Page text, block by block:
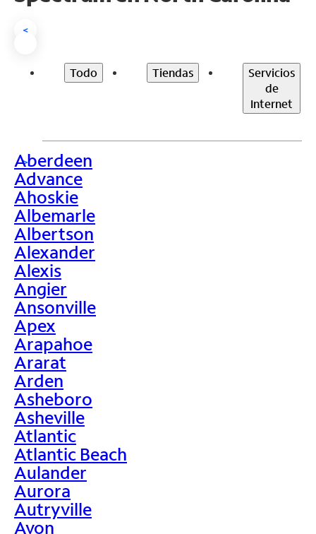
<
Todo Tiendas
Servicios
de
Internet
>
Aberdeen
Advance
Ahoskie
Albemarle
Albertson
Alexander
Alexis
Angier
Ansonville
Apex
Arapahoe
Ararat
Arden
Asheboro
Asheville
Atlantic
Atlantic Beach
Aulander
Aurora
Autryville
Avon